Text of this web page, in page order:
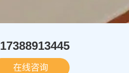
17388913445
在线咨询